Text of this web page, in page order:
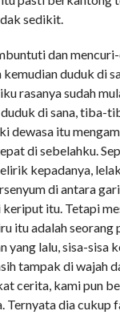
sedikit.
dan
duduk di
rasanya sudah
di sana, tiba-
dewasa itu
di sebelahku.
kepadanya,
di antara
keriput itu. Tetapi
itu adalah seorang
yang lalu, sisa-sisa
tampak di wajah
cerita, kami pun
Ternyata dia cukup